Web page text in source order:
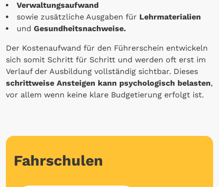
Verwaltungsaufwand
sowie zusätzliche Ausgaben für Lehrmaterialien
und Gesundheitsnachweise.
Der Kostenaufwand für den Führerschein entwickeln
sich somit Schritt für Schritt und werden oft erst im
Verlauf der Ausbildung vollständig sichtbar. Dieses
schrittweise Ansteigen kann psychologisch belasten,
vor allem wenn keine klare Budgetierung erfolgt ist.
Fahrschulen